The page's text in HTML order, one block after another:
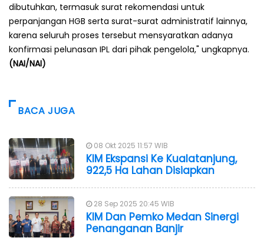
dibutuhkan, termasuk surat rekomendasi untuk
perpanjangan HGB serta surat-surat administratif lainnya,
karena seluruh proses tersebut mensyaratkan adanya
konfirmasi pelunasan IPL dari pihak pengelola," ungkapnya.
(NAI/NAI)
BACA JUGA
08 Okt 2025 11:57 WIB
KIM Ekspansi Ke Kualatanjung,
922,5 Ha Lahan Disiapkan
28 Sep 2025 20:45 WIB
KIM Dan Pemko Medan Sinergi
Penanganan Banjir